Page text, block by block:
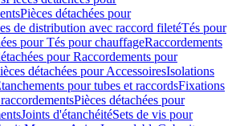
Pièces détachées pour
de distribution avec raccord filetéTés pour
pour Tés pour chauffageRaccordements
pour Raccordements pour
détachées pour AccessoiresIsolations
pour tubes et raccordsFixations
Pièces détachées pour
Joints d'étanchéitéSets de vis pour